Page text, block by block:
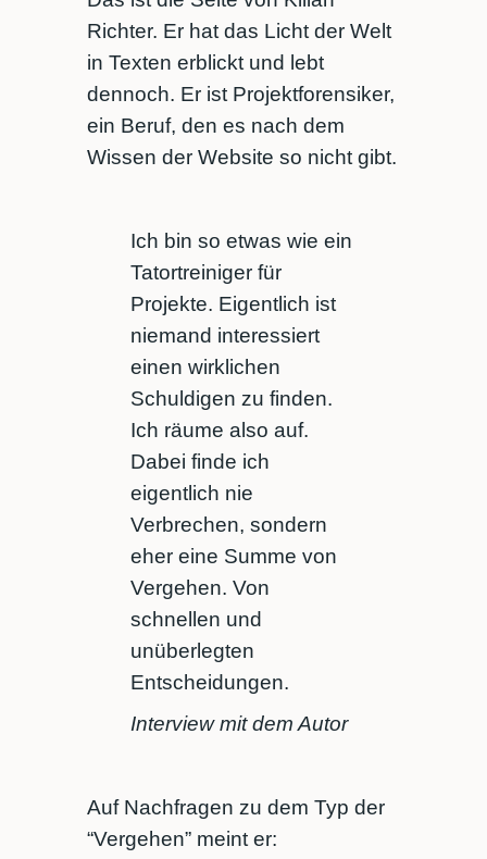
Richter. Er hat das Licht der Welt
in Texten erblickt und lebt
dennoch. Er ist Projektforensiker,
ein Beruf, den es nach dem
Wissen der Website so nicht gibt.
Ich bin so etwas wie ein
Tatortreiniger für
Projekte. Eigentlich ist
niemand interessiert
einen wirklichen
Schuldigen zu finden.
Ich räume also auf.
Dabei finde ich
eigentlich nie
Verbrechen, sondern
eher eine Summe von
Vergehen. Von
schnellen und
unüberlegten
Entscheidungen.
Interview mit dem Autor
Auf Nachfragen zu dem Typ der
“Vergehen” meint er: